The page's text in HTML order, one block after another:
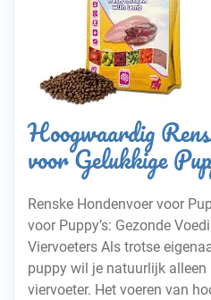
Hoogwaardig
voor Gelukkige
Renske Hondenvoer voor
voor Puppy’s: Gezonde
Viervoeters Als trotse
puppy wil je natuurlijk alleen
viervoeter. Het voeren van